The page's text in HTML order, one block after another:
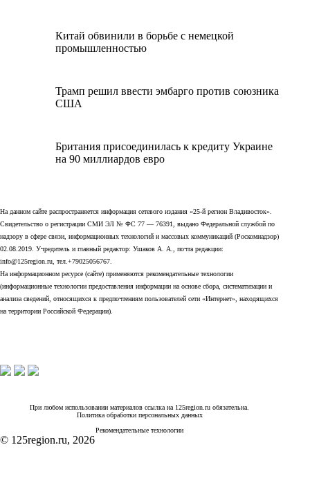
Китай обвинили в борьбе с немецкой
промышленностью
Трамп решил ввести эмбарго против союзника
США
Британия присоединилась к кредиту Украине
на 90 миллиардов евро
На данном сайте распространяется информация сетевого издания «25-й регион Владивосток».
Свидетельство о регистрации СМИ ЭЛ № ФС 77 — 76391, выдано Федеральной службой по
надзору в сфере связи, информационных технологий и массовых коммуникаций (Роскомнадзор)
02.08.2019. Учредитель и главный редактор: Ушаков А. А., почта редакции:
info@125region.ru, тел.+79025056767.
На информационном ресурсе (сайте) применяются рекомендательные технологии
(информационные технологии предоставления информации на основе сбора, систематизации и
анализа сведений, относящихся к предпочтениям пользователей сети «Интернет», находящихся
на территории Российской Федерации).
При любом использовании материалов ссылка на 125region.ru обязательна.
Политика обработки персональных данных
Рекомендательные технологии
© 125region.ru, 2026